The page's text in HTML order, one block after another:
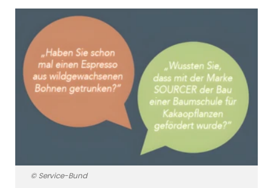
© Service-Bund